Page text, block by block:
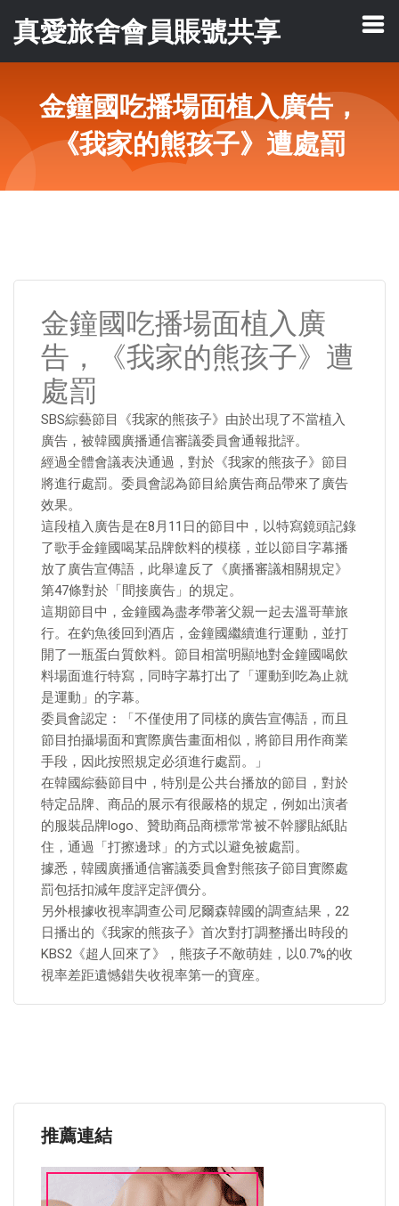
真愛旅舍會員賬號共享
金鐘國吃播場面植入廣告，
《我家的熊孩子》遭處罰
金鐘國吃播場面植入廣
告，《我家的熊孩子》遭
處罰
SBS綜藝節目《我家的熊孩子》由於出現了不當植入
廣告，被韓國廣播通信審議委員會通報批評。
經過全體會議表決通過，對於《我家的熊孩子》節目
將進行處罰。委員會認為節目給廣告商品帶來了廣告
效果。
這段植入廣告是在8月11日的節目中，以特寫鏡頭記錄
了歌手金鐘國喝某品牌飲料的模樣，並以節目字幕播
放了廣告宣傳語，此舉違反了《廣播審議相關規定》
第47條對於「間接廣告」的規定。
這期節目中，金鐘國為盡孝帶著父親一起去溫哥華旅
行。在釣魚後回到酒店，金鐘國繼續進行運動，並打
開了一瓶蛋白質飲料。節目相當明顯地對金鐘國喝飲
料場面進行特寫，同時字幕打出了「運動到吃為止就
是運動」的字幕。
委員會認定：「不僅使用了同樣的廣告宣傳語，而且
節目拍攝場面和實際廣告畫面相似，將節目用作商業
手段，因此按照規定必須進行處罰。」
在韓國綜藝節目中，特別是公共台播放的節目，對於
特定品牌、商品的展示有很嚴格的規定，例如出演者
的服裝品牌logo、贊助商品商標常常被不幹膠貼紙貼
住，通過「打擦邊球」的方式以避免被處罰。
據悉，韓國廣播通信審議委員會對熊孩子節目實際處
罰包括扣減年度評定評價分。
另外根據收視率調查公司尼爾森韓國的調查結果，22
日播出的《我家的熊孩子》首次對打調整播出時段的
KBS2《超人回來了》，熊孩子不敵萌娃，以0.7%的收
視率差距遺憾錯失收視率第一的寶座。
推薦連結